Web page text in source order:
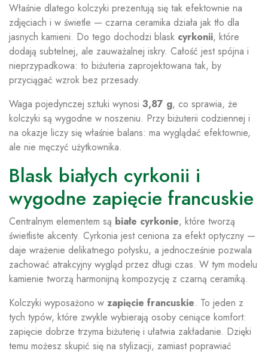
Właśnie dlatego kolczyki prezentują się tak efektownie na
zdjęciach i w świetle — czarna ceramika działa jak tło dla
jasnych kamieni. Do tego dochodzi blask cyrkonii, które
dodają subtelnej, ale zauważalnej iskry. Całość jest spójna i
nieprzypadkowa: to biżuteria zaprojektowana tak, by
przyciągać wzrok bez przesady.
Waga pojedynczej sztuki wynosi 3,87 g, co sprawia, że
kolczyki są wygodne w noszeniu. Przy biżuterii codziennej i
na okazje liczy się właśnie balans: ma wyglądać efektownie,
ale nie męczyć użytkownika.
Blask białych cyrkonii i
wygodne zapięcie francuskie
Centralnym elementem są białe cyrkonie, które tworzą
świetliste akcenty. Cyrkonia jest ceniona za efekt optyczny —
daje wrażenie delikatnego połysku, a jednocześnie pozwala
zachować atrakcyjny wygląd przez długi czas. W tym modelu
kamienie tworzą harmonijną kompozycję z czarną ceramiką.
Kolczyki wyposażono w zapięcie francuskie. To jeden z
tych typów, które zwykle wybierają osoby ceniące komfort:
zapięcie dobrze trzyma biżuterię i ułatwia zakładanie. Dzięki
temu możesz skupić się na stylizacji, zamiast poprawiać